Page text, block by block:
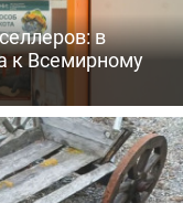
в
к Всемирному